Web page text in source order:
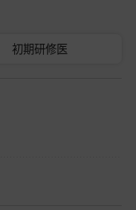
初期研修医